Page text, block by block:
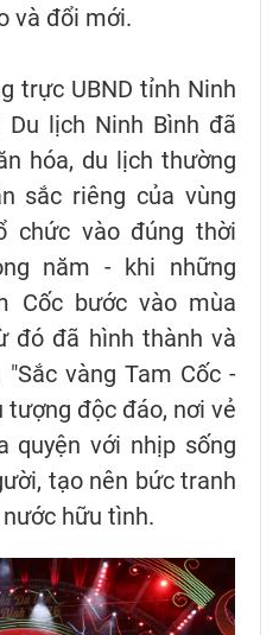
và đổi mới.
trực UBND tỉnh Ninh
Du lịch Ninh Bình đã
hóa, du lịch thường
sắc riêng của vùng
chức vào đúng thời
năm - khi những
Cốc bước vào mùa
đó đã hình thành và
vàng Tam Cốc -
tượng độc đáo, nơi vẻ
quyện với nhịp sống
tạo nên bức tranh
hữu tình.